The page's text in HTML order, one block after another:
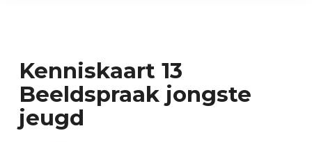
Kenniskaart 13
Beeldspraak jongste
jeugd